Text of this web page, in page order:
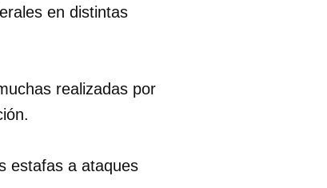
en distintas
realizadas por
estafas a ataques